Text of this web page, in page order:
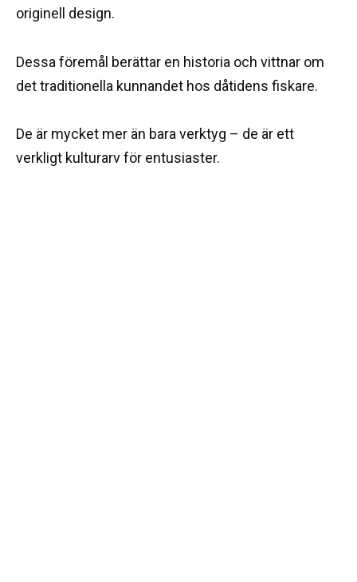
originell design.
Dessa föremål berättar en historia och vittnar om
det traditionella kunnandet hos dåtidens fiskare.
De är mycket mer än bara verktyg – de är ett
verkligt kulturarv för entusiaster.